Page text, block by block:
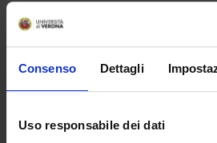
Consenso Dettagli
Uso responsabile dei dati
GOVERNANCE